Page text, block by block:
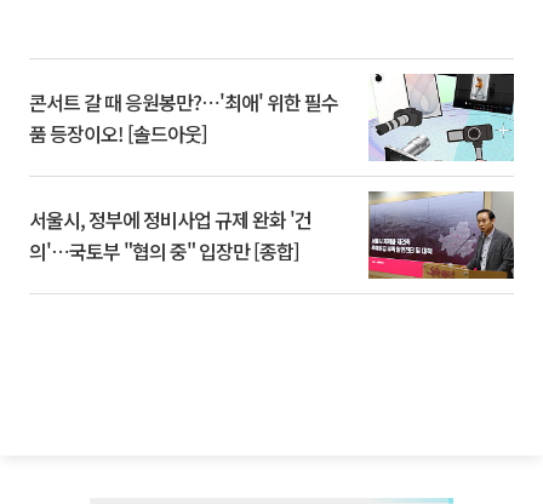
콘서트 갈 때 응원봉만?⋯'최애' 위한 필수
품 등장이오! [솔드아웃]
서울시, 정부에 정비사업 규제 완화 '건
의'⋯국토부 "협의 중" 입장만 [종합]